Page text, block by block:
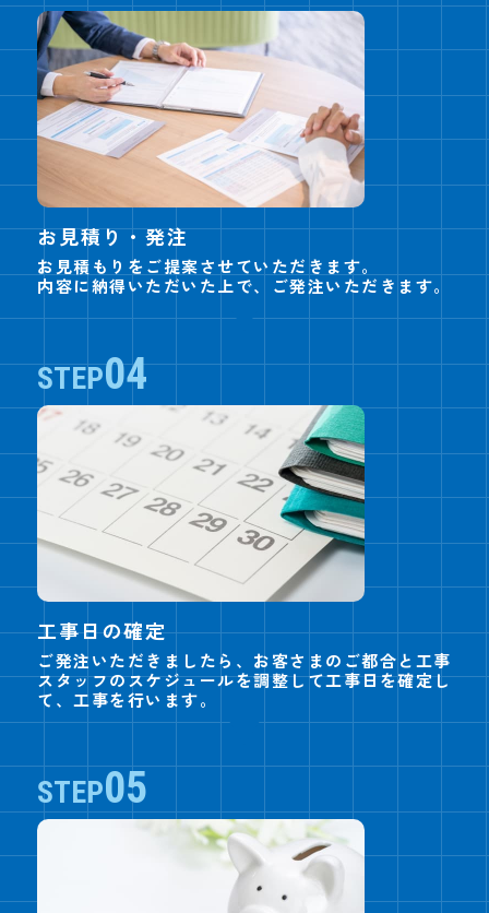
お見積り・発注
お見積もりをご提案させていただきます。
内容に納得いただいた上で、ご発注いただきます。
STEP04
工事日の確定
ご発注いただきましたら、お客さまのご都合と工事
スタッフのスケジュールを調整して工事日を確定し
て、工事を行います。
STEP05